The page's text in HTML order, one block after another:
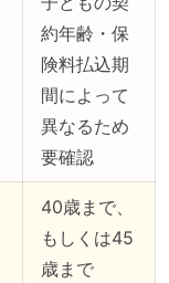
約年齢・保
険料払込期
間によって
異なるため
要確認
40歳まで、
もしくは45
歳まで